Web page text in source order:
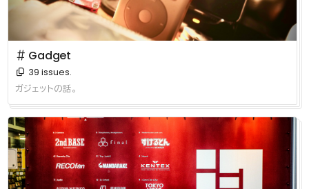
＃ Gadget
39 issues.
ガジェットの話。